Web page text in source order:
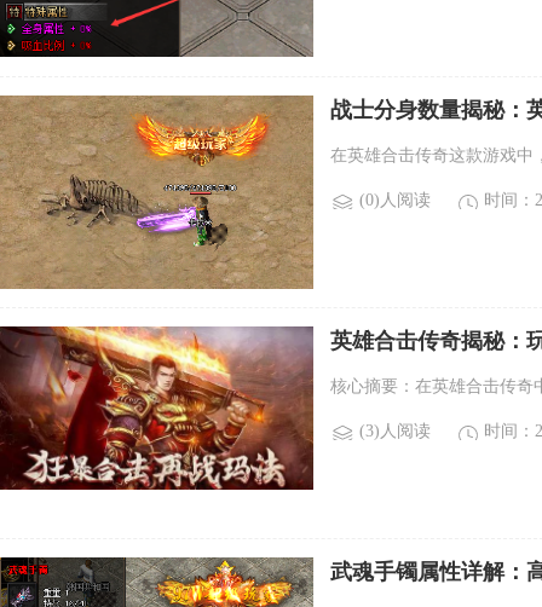
战士分身数量揭秘：
在英雄合击传奇这款游戏中
(0)人阅读 时间：
英雄合击传奇揭秘：
核心摘要：在英雄合击传奇
(3)人阅读 时间：
武魂手镯属性详解：